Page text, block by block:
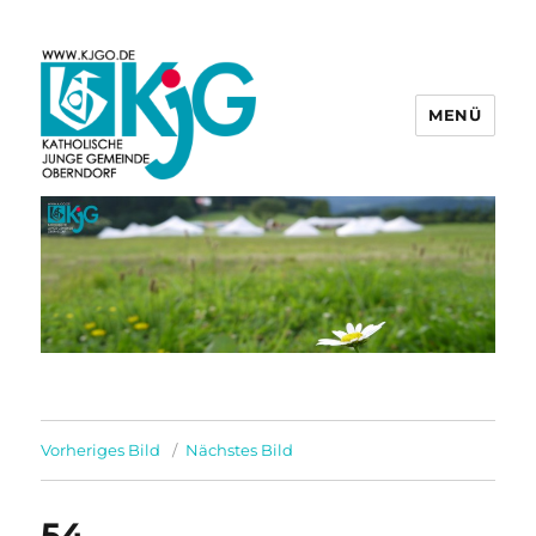
KjG Oberndorf
MENÜ
Vorheriges Bild Nächstes Bild